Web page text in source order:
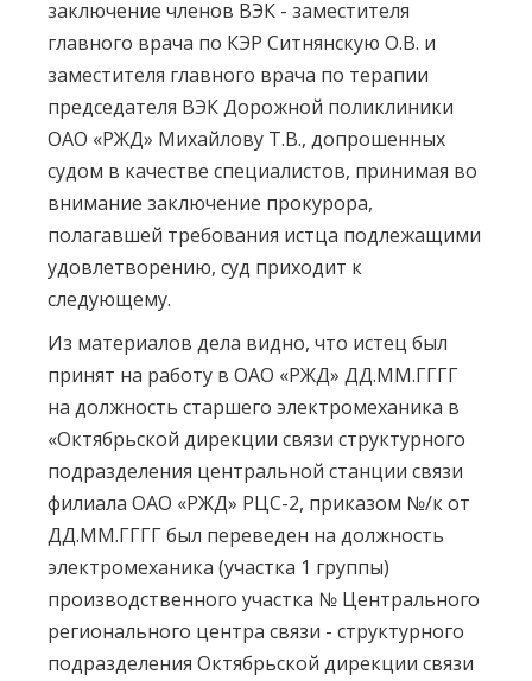
заключение членов ВЭК - заместителя
главного врача по КЭР Ситнянскую О.В. и
заместителя главного врача по терапии
председателя ВЭК Дорожной поликлиники
ОАО «РЖД» Михайлову Т.В., допрошенных
судом в качестве специалистов, принимая во
внимание заключение прокурора,
полагавшей требования истца подлежащими
удовлетворению, суд приходит к
следующему.
Из материалов дела видно, что истец был
принят на работу в ОАО «РЖД» ДД.ММ.ГГГГ
на должность старшего электромеханика в
«Октябрьской дирекции связи структурного
подразделения центральной станции связи
филиала ОАО «РЖД» РЦС-2, приказом №/к от
ДД.ММ.ГГГГ был переведен на должность
электромеханика (участка 1 группы)
производственного участка № Центрального
регионального центра связи - структурного
подразделения Октябрьской дирекции связи